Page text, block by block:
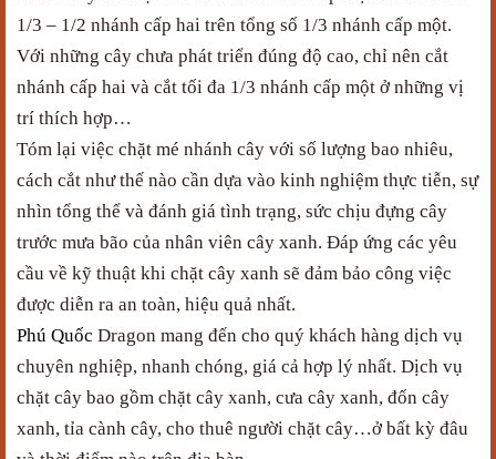
1/3 – 1/2 nhánh cấp hai trên tổng số 1/3 nhánh cấp một.
Với những cây chưa phát triển đúng độ cao, chỉ nên cắt
nhánh cấp hai và cắt tối đa 1/3 nhánh cấp một ở những vị
trí thích hợp…
Tóm lại việc chặt mé nhánh cây với số lượng bao nhiêu,
cách cắt như thế nào cần dựa vào kinh nghiệm thực tiễn, sự
nhìn tổng thể và đánh giá tình trạng, sức chịu đựng cây
trước mưa bão của nhân viên cây xanh. Đáp ứng các yêu
cầu về kỹ thuật khi chặt cây xanh sẽ đảm bảo công việc
được diễn ra an toàn, hiệu quả nhất.
Phú Quốc Dragon mang đến cho quý khách hàng dịch vụ
chuyên nghiệp, nhanh chóng, giá cả hợp lý nhất. Dịch vụ
chặt cây bao gồm chặt cây xanh, cưa cây xanh, đốn cây
xanh, tỉa cành cây, cho thuê người chặt cây…ở bất kỳ đâu